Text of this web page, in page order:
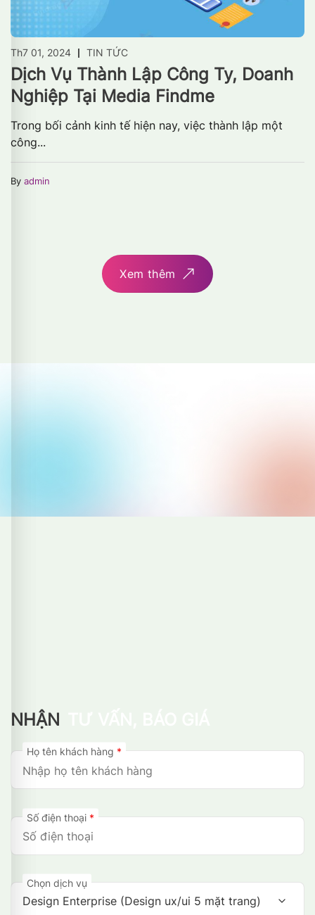
Th7 01, 2024 TIN TỨC
Dịch Vụ Thành Lập Công Ty, Doanh
Nghiệp Tại Media Findme
Trong bối cảnh kinh tế hiện nay, việc thành lập một
công...
By admin
Xem thêm
NHẬN
Họ tên khách hàng *
Số điện thoại *
Chọn dịch vụ